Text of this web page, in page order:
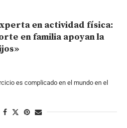
en actividad física:
en familia apoyan la
es complicado en el mundo en el